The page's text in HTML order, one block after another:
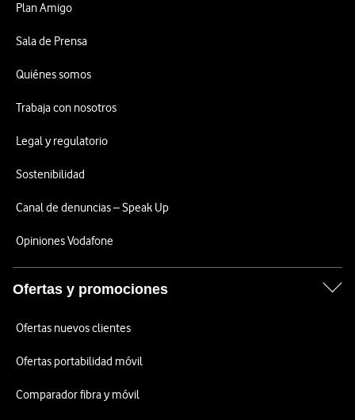
Plan Amigo
Sala de Prensa
Quiénes somos
Trabaja con nosotros
Legal y regulatorio
Sostenibilidad
Canal de denuncias – Speak Up
Opiniones Vodafone
Ofertas y promociones
Ofertas nuevos clientes
Ofertas portabilidad móvil
Comparador fibra y móvil